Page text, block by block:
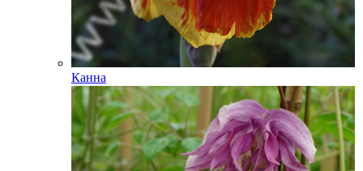
Канна